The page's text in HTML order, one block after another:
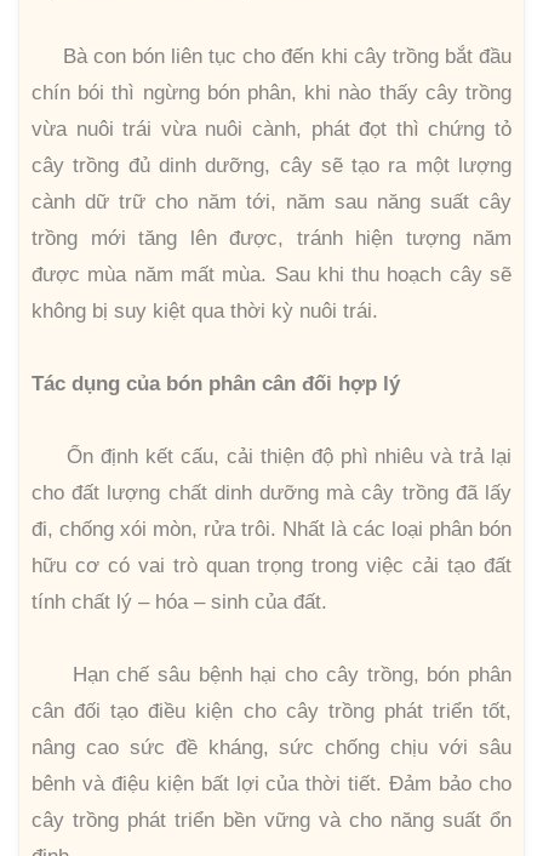
Bà con bón liên tục cho đến khi cây trồng bắt đầu
chín bói thì ngừng bón phân, khi nào thấy cây trồng
vừa nuôi trái vừa nuôi cành, phát đọt thì chứng tỏ
cây trồng đủ dinh dưỡng, cây sẽ tạo ra một lượng
cành dữ trữ cho năm tới, năm sau năng suất cây
trồng mới tăng lên được, tránh hiện tượng năm
được mùa năm mất mùa. Sau khi thu hoạch cây sẽ
không bị suy kiệt qua thời kỳ nuôi trái.
Tác dụng của bón phân cân đối hợp lý
Ổn định kết cấu, cải thiện độ phì nhiêu và trả lại
cho đất lượng chất dinh dưỡng mà cây trồng đã lấy
đi, chống xói mòn, rửa trôi. Nhất là các loại phân bón
hữu cơ có vai trò quan trọng trong việc cải tạo đất
tính chất lý – hóa – sinh của đất.
Hạn chế sâu bệnh hại cho cây trồng, bón phân
cân đối tạo điều kiện cho cây trồng phát triển tốt,
nâng cao sức đề kháng, sức chống chịu với sâu
bênh và điệu kiện bất lợi của thời tiết. Đảm bảo cho
cây trồng phát triển bền vững và cho năng suất ổn